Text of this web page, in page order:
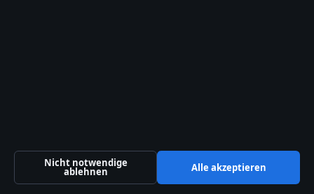
Abendfokus ist ein unabhängiger digitaler
Nachrichtenanbieter mit Fokus auf Politik, Wirtschaft,
Nicht notwendige
ablehnen Alle akzeptieren